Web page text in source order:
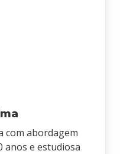
com abordagem
anos e estudiosa